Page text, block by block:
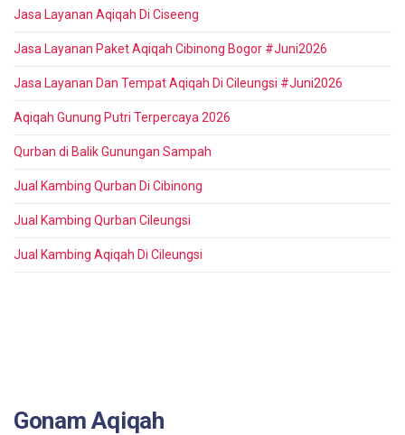
Jasa Layanan Aqiqah Di Ciseeng
Jasa Layanan Paket Aqiqah Cibinong Bogor #Juni2026
Jasa Layanan Dan Tempat Aqiqah Di Cileungsi #Juni2026
Aqiqah Gunung Putri Terpercaya 2026
Qurban di Balik Gunungan Sampah
Jual Kambing Qurban Di Cibinong
Jual Kambing Qurban Cileungsi
Jual Kambing Aqiqah Di Cileungsi
Gonam Aqiqah